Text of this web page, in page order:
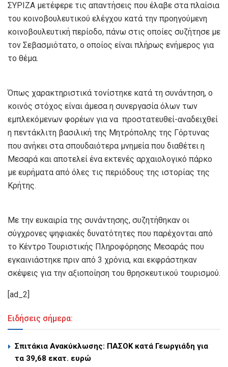
ΣΥΡΙΖΑ μετέφερε τις απαντήσεις που έλαβε στα πλαίσια
του κοινοβουλευτικού ελέγχου κατά την προηγούμενη
κοινοβουλευτική περίοδο, πάνω στις οποίες συζήτησε με
τον Σεβασμιότατο, ο οποίος είναι πλήρως ενήμερος για
το θέμα.
Όπως χαρακτηριστικά τονίστηκε κατά τη συνάντηση, ο
κοινός στόχος είναι άμεσα η συνεργασία όλων των
εμπλεκόμενων φορέων για να προστατευθεί-αναδειχθεί
η πεντάκλιτη βασιλική της Μητρόπολης της Γόρτυνας
που ανήκει στα σπουδαιότερα μνημεία που διαθέτει η
Μεσαρά και αποτελεί ένα εκτενές αρχαιολογικό πάρκο
με ευρήματα από όλες τις περιόδους της ιστορίας της
Κρήτης.
Με την ευκαιρία της συνάντησης, συζητήθηκαν οι
σύγχρονες ψηφιακές δυνατότητες που παρέχονται από
το Κέντρο Τουριστικής Πληροφόρησης Μεσαράς που
εγκαινιάστηκε πριν από 3 χρόνια, και εκφράστηκαν
σκέψεις για την αξιοποίηση του θρησκευτικού τουρισμού.
[ad_2]
Ειδήσεις σήμερα:
Σπιτάκια Ανακύκλωσης: ΠΑΣΟΚ κατά Γεωργιάδη για
τα 39,68 εκατ. ευρώ